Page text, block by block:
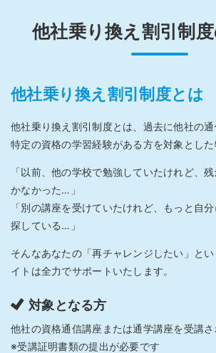
他社乗り換え割引制
他社乗り換え割引制度とは
他社乗り換え割引制度とは、過去に他社の通
特定の資格の学習経験がある方を対象とした
「以前、他の学校で勉強していたけれど、
かなかった…」
「別の講座を受けていたけれど、もっと自
探している…」
そんなあなたの「再チャレンジしたい」と
イトは全力でサポートいたします。
対象となる方
他社の資格通信講座または通学講座を受講
※受講証明書類の提出が必要です